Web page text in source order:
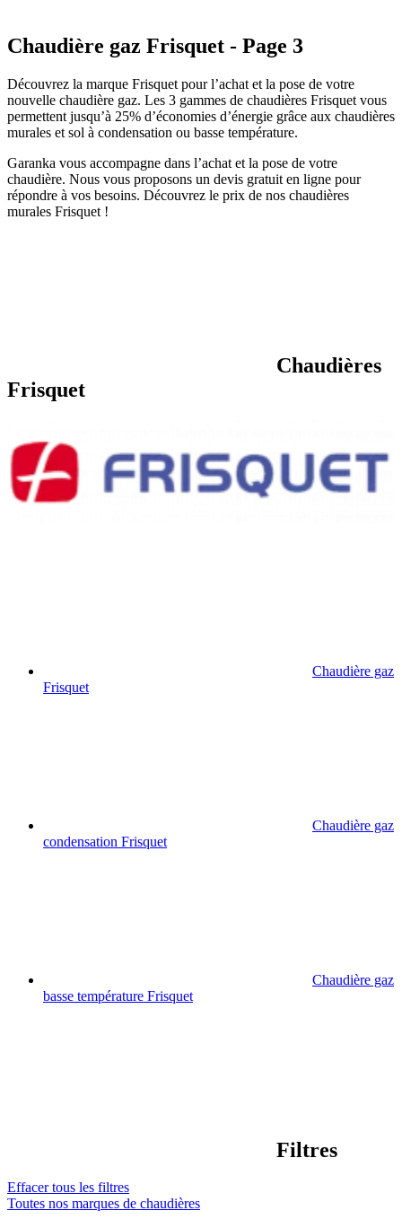
Chaudière gaz Frisquet - Page 3
Découvrez la marque Frisquet pour l’achat et la pose de votre
nouvelle chaudière gaz. Les 3 gammes de chaudières Frisquet vous
permettent jusqu’à 25% d’économies d’énergie grâce aux chaudières
murales et sol à condensation ou basse température.
Garanka vous accompagne dans l’achat et la pose de votre
chaudière. Nous vous proposons un devis gratuit en ligne pour
répondre à vos besoins. Découvrez le prix de nos chaudières
murales Frisquet !
Chaudières
Frisquet
Chaudière gaz
Frisquet
Chaudière gaz
condensation Frisquet
Chaudière gaz
basse température Frisquet
Filtres
Effacer tous les filtres
Toutes nos marques de chaudières